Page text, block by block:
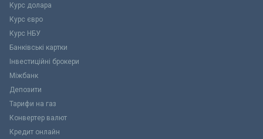
Курс долара
Курс євро
Курс НБУ
Банківські картки
Інвестиційні брокери
Міжбанк
Депозити
Тарифи на газ
Конвертер валют
Кредит онлайн